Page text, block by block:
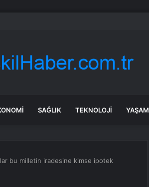
Temmuz’da yavaşladı
SAĞLIK TEKNOLOJI YAŞAM
bu milletin iradesine kimse ipotek